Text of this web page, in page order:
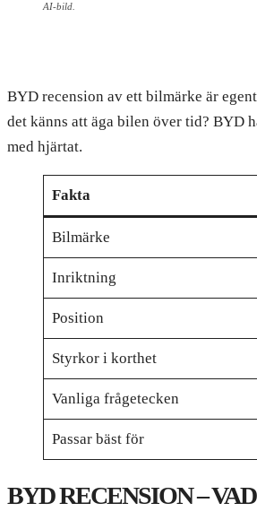
AI-bild.
BYD recension av ett bilmärke är
det känns att äga bilen över tid? BYD
med hjärtat.
Fakta
Bilmärke
Inriktning
Position
Styrkor i korthet
Vanliga frågetecken
Passar bäst för
BYD RECENSION –